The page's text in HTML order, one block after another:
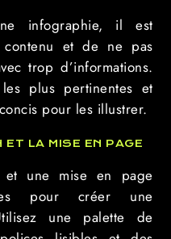
infographie, il est
et de ne pas
trop d’informations.
plus pertinentes et
pour les illustrer.
ET LA MISE EN PAGE
et une mise en page
pour créer une
une palette de